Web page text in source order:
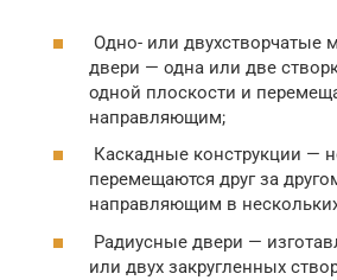
Одно- или двухстворчатые
двери — одна или две
одной плоскости и
направляющим;
Каскадные конструкции —
перемещаются друг за
направляющим в
Радиусные двери —
или двух закругленных